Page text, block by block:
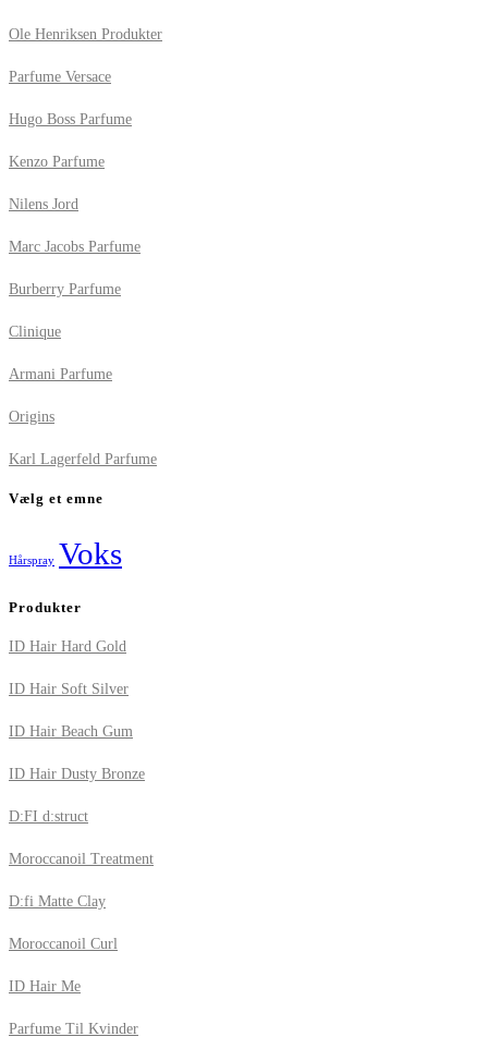
Ole Henriksen Produkter
Parfume Versace
Hugo Boss Parfume
Kenzo Parfume
Nilens Jord
Marc Jacobs Parfume
Burberry Parfume
Clinique
Armani Parfume
Origins
Karl Lagerfeld Parfume
Vælg et emne
Hårspray Voks
Produkter
ID Hair Hard Gold
ID Hair Soft Silver
ID Hair Beach Gum
ID Hair Dusty Bronze
D:FI d:struct
Moroccanoil Treatment
D:fi Matte Clay
Moroccanoil Curl
ID Hair Me
Parfume Til Kvinder